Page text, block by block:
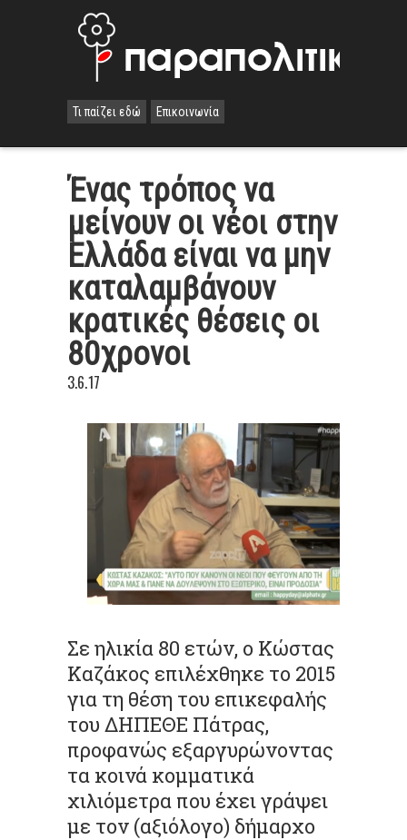
Τι παίζει εδώ Επικοινωνία
Ένας τρόπος να
μείνουν οι νέοι στην
Ελλάδα είναι να μην
καταλαμβάνουν
κρατικές θέσεις οι
80χρονοι
3.6.17
Σε ηλικία 80 ετών, ο Κώστας
Καζάκος επιλέχθηκε το 2015
για τη θέση του επικεφαλής
του ΔΗΠΕΘΕ Πάτρας,
προφανώς εξαργυρώνοντας
τα κοινά κομματικά
χιλιόμετρα που έχει γράψει
με τον (αξιόλογο) δήμαρχο